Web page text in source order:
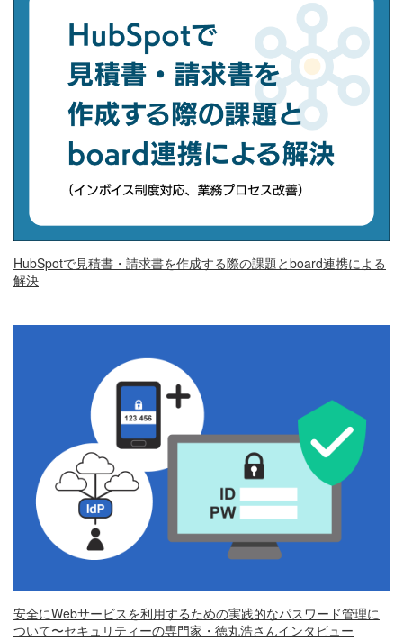
HubSpotで見積書・請求書を作成する際の課題とboard連携による
解決
安全にWebサービスを利用するための実践的なパスワード管理に
ついて〜セキュリティーの専門家・徳丸浩さんインタビュー